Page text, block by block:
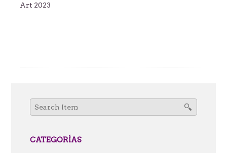
Art 2023
Search
for:
CATEGORÍAS